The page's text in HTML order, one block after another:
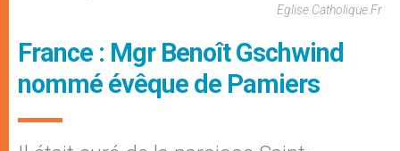
Eglise.catholique.fr
France : Mgr Benoît Gschwind
nommé évêque de Pamiers